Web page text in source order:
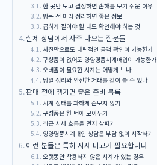
한 곳만 보고 결정하면 손해를 보기 쉬운 이유
방문 전 미리 정리하면 좋은 정보
급하게 팔아야 할 때도 확인해야 하는 것
실제 상담에서 자주 나오는 질문들
사진만으로도 대략적인 금액 확인이 가능한가
구성품이 없어도 양양명품시계매입이 가능한가
오버홀이 필요한 시계는 어떻게 보나
당일 정리와 안전한 거래를 같이 볼 수 있나
판매 전에 챙기면 좋은 준비 목록
시계 상태를 과하게 손보지 않기
구성품은 한 번에 모아두기
최근 시세 흐름을 먼저 살피기
양양명품시계매입 상담은 부담 없이 시작하기
이런 분들은 특히 시세 비교가 필요합니다
오랫동안 착용하지 않은 시계가 있는 경우